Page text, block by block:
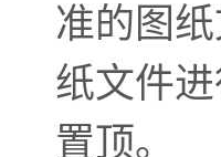
准的图
纸文件
置顶。